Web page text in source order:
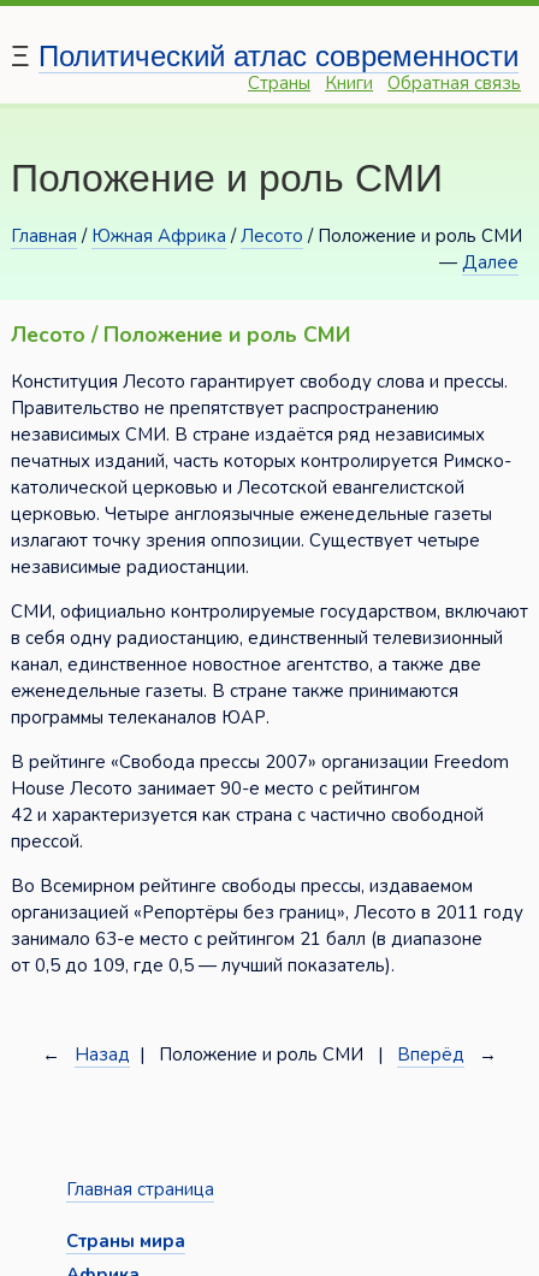
Ξ Политический атлас современности
Страны Книги Обратная связь
Положение и роль СМИ
Главная / Южная Африка /Лесото / Положение и роль СМИ
—Далее
Лесото / Положение и роль СМИ
Конституция Лесото гарантирует свободу слова и прессы.
Правительство не препятствует распространению
независимых СМИ. В стране издаётся ряд независимых
печатных изданий, часть которых контролируется Римско-
католической церковью и Лесотской евангелистской
церковью. Четыре англоязычные еженедельные газеты
излагают точку зрения оппозиции. Существует четыре
независимые радиостанции.
СМИ, официально контролируемые государством, включают
в себя одну радиостанцию, единственный телевизионный
канал, единственное новостное агентство, а также две
еженедельные газеты. В стране также принимаются
программы телеканалов ЮАР.
В рейтинге «Свобода прессы 2007» организации Freedom
House Лесото занимает 90-е место с рейтингом
42 и характеризуется как страна с частично свободной
прессой.
Во Всемирном рейтинге свободы прессы, издаваемом
организацией «Репортёры без границ», Лесото в 2011 году
занимало 63-е место с рейтингом 21 балл (в диапазоне
от 0,5 до 109, где 0,5 — лучший показатель).
← Назад | Положение и роль СМИ | Вперёд →
Главная страница
Страны мира